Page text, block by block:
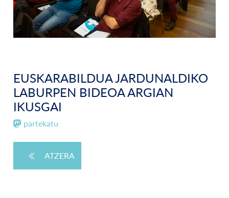
EUSKARABILDUA JARDUNALDIKO
LABURPEN BIDEOA ARGIAN
IKUSGAI
partekatu
ATZERA